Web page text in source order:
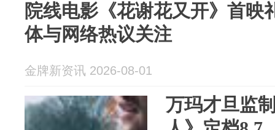
院线电影《花谢花又开》首映
体与网络热议关注
金牌新资讯 2026-08-01
万玛才旦监